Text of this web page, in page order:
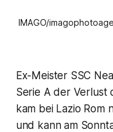
IMAGO/
Ex-Meister SSC
Serie A der Verlust
kam bei Lazio Rom
und kann am